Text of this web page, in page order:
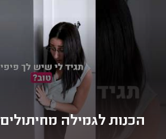
הכנות לגמילה מחיתולים